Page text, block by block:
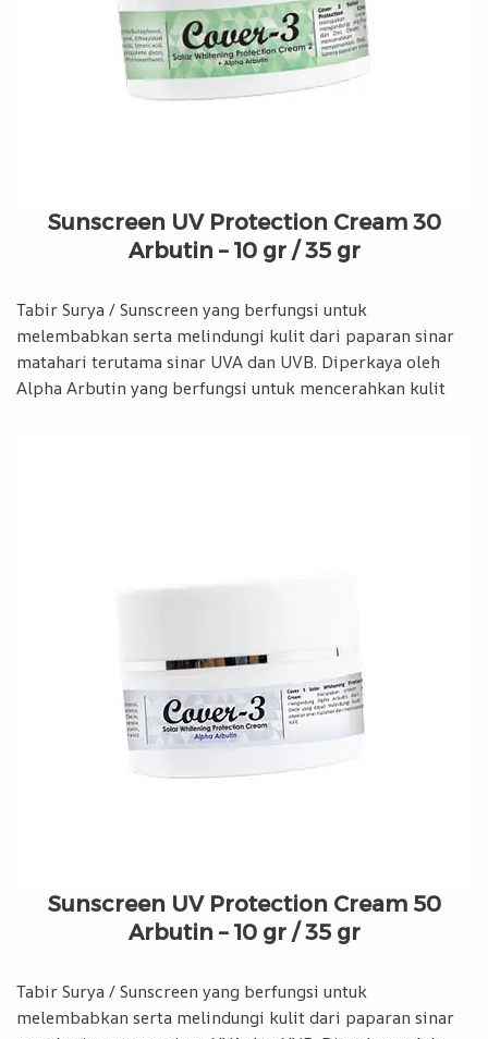
Sunscreen UV Protection Cream 30
Arbutin – 10 gr / 35 gr
Tabir Surya / Sunscreen yang berfungsi untuk
melembabkan serta melindungi kulit dari paparan sinar
matahari terutama sinar UVA dan UVB. Diperkaya oleh
Alpha Arbutin yang berfungsi untuk mencerahkan kulit
Sunscreen UV Protection Cream 50
Arbutin – 10 gr / 35 gr
Tabir Surya / Sunscreen yang berfungsi untuk
melembabkan serta melindungi kulit dari paparan sinar